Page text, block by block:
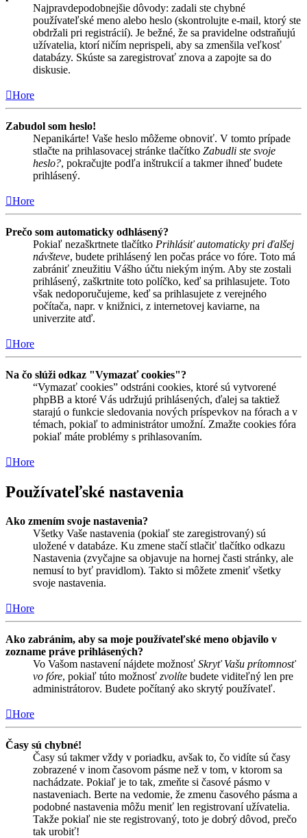
Najpravdepodobnejšie dôvody: zadali ste chybné
používateľské meno alebo heslo (skontrolujte e-mail, ktorý ste
obdržali pri registrácií). Je bežné, že sa pravidelne odstraňujú
užívatelia, ktorí ničím neprispeli, aby sa zmenšila veľkosť
databázy. Skúste sa zaregistrovať znova a zapojte sa do
diskusie.
Hore
Zabudol som heslo!
Nepanikárte! Vaše heslo môžeme obnoviť. V tomto prípade
stlačte na prihlasovacej stránke tlačítko Zabudli ste svoje
heslo?, pokračujte podľa inštrukcií a takmer ihneď budete
prihlásený.
Hore
Prečo som automaticky odhlásený?
Pokiaľ nezaškrtnete tlačítko Prihlásiť automaticky pri ďalšej
návšteve, budete prihlásený len počas práce vo fóre. Toto má
zabrániť zneužitiu Vášho účtu niekým iným. Aby ste zostali
prihlásený, zaškrtnite toto políčko, keď sa prihlasujete. Toto
však nedoporučujeme, keď sa prihlasujete z verejného
počítača, napr. v knižnici, z internetovej kaviarne, na
univerzite atď.
Hore
Na čo slúži odkaz "Vymazať cookies"?
“Vymazať cookies” odstráni cookies, ktoré sú vytvorené
phpBB a ktoré Vás udržujú prihlásených, ďalej sa taktiež
starajú o funkcie sledovania nových príspevkov na fórach a v
témach, pokiaľ to administrátor umožní. Zmažte cookies fóra
pokiaľ máte problémy s prihlasovaním.
Hore
Používateľské nastavenia
Ako zmením svoje nastavenia?
Všetky Vaše nastavenia (pokiaľ ste zaregistrovaný) sú
uložené v databáze. Ku zmene stačí stlačiť tlačítko odkazu
Nastavenia (zvyčajne sa objavuje na hornej časti stránky, ale
nemusí to byť pravidlom). Takto si môžete zmeniť všetky
svoje nastavenia.
Hore
Ako zabránim, aby sa moje používateľské meno objavilo v
zozname práve prihlásených?
Vo Vašom nastavení nájdete možnosť Skryť Vašu prítomnosť
vo fóre, pokiaľ túto možnosť zvolíte budete viditeľný len pre
administrátorov. Budete počítaný ako skrytý používateľ.
Hore
Časy sú chybné!
Časy sú takmer vždy v poriadku, avšak to, čo vidíte sú časy
zobrazené v inom časovom pásme než v tom, v ktorom sa
nachádzate. Pokiaľ je to tak, zmeňte si časové pásmo v
nastaveniach. Berte na vedomie, že zmenu časového pásma a
podobné nastavenia môžu meniť len registrovaní užívatelia.
Takže pokiaľ nie ste registrovaný, toto je dobrý dôvod, prečo
tak urobiť!